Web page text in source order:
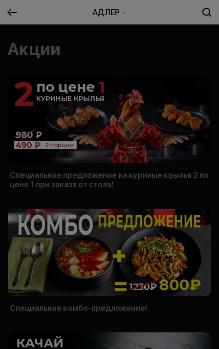
АДЛЕР
Акции
Специальное предложение на куриные крылья 2 по
цене 1 при заказа от стола!
Специальное комбо-предложение!